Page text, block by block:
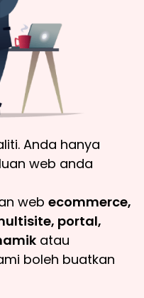
Anda hanya
web anda
web ecommerce,
portal,
atau
boleh buatkan